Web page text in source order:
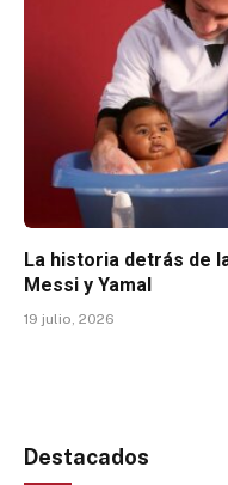
La historia detrás de
Messi y Yamal
19 julio, 2026
Destacados